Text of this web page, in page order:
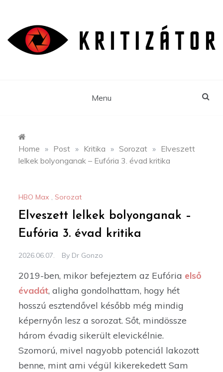
content
Menu
Home » Post » Kritika » Sorozat » Elveszett
lelkek bolyonganak – Eufória 3. évad kritika
HBO Max , Sorozat
Elveszett lelkek bolyonganak –
Eufória 3. évad kritika
2026.06.07. By Dr Gonzo
2019-ben, mikor befejeztem az Eufória első
évadát, aligha gondolhattam, hogy hét
hosszú esztendővel később még mindig
képernyőn lesz a sorozat. Sőt, mindössze
három évadig sikerült elevickélnie.
Szomorú, mivel nagyobb potenciál lakozott
benne, mint ami végül kikerekedett Sam